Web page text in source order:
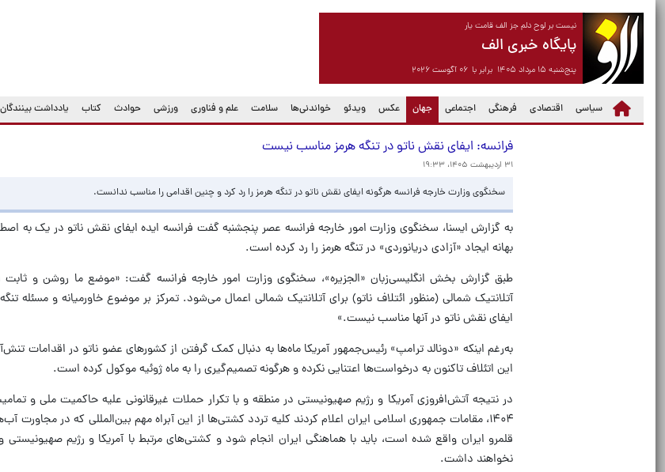
نیست بر لوح دلم جز الف قامت یار
پایگاه خبری الف
پنج‌شنبه ۱۵ مرداد ۱۴۰۵ برابر با ۰۶ آگوست ۲۰۲۶
سیاسی اقتصادی فرهنگی اجتماعی جهان
(current) عکس ویدئو خواندنی‌ها سلامت علم و فناوری ورزشی حوادث کتاب یادداشت بینندگان
فرانسه: ایفای نقش ناتو در تنگه هرمز مناسب نیست
۳۱ اردیبهشت ۱۴۰۵، ۱۹:۳۳
سخنگوی وزارت خارجه فرانسه هرگونه ایفای نقش ناتو در تنگه هرمز را رد کرد و چنین اقدامی را مناسب ندانست.
به گزارش ایسنا، سخنگوی وزارت امور خارجه فرانسه عصر پنجشنبه گفت فرانسه ایده ایفای نقش ناتو در یک به
بهانه ایجاد «آزادی دریانوردی» در تنگه هرمز را رد کرده است.
طبق گزارش بخش انگلیسی‌زبان «الجزیره»، سخنگوی وزارت امور خارجه فرانسه گفت: «موضع ما روشن و
آتلانتیک شمالی (منظور ائتلاف ناتو) برای آتلانتیک شمالی اعمال می‌شود. تمرکز بر موضوع خاورمیانه و مسئله
ایفای نقش ناتو در آنها مناسب نیست.»
به‌رغم اینکه «دونالد ترامپ» رئیس‌جمهور آمریکا ماه‌ها به دنبال کمک‌ گرفتن از کشورهای عضو ناتو در اقدامات
این اتئلاف تاکنون به درخواست‌ها اعتنایی نکرده و هرگونه تصمیم‌گیری را به ماه ژوئیه موکول کرده است.
۱۴۰۴، مقامات جمهوری اسلامی ایران اعلام کردند کلیه تردد کشتی‌ها از این آبراه مهم بین‌المللی که در
قلمرو ایران واقع شده است، باید با هماهنگی ایران انجام شود و کشتی‌های مرتبط با آمریکا و رژیم صهیونیستی
نخواهند داشت.